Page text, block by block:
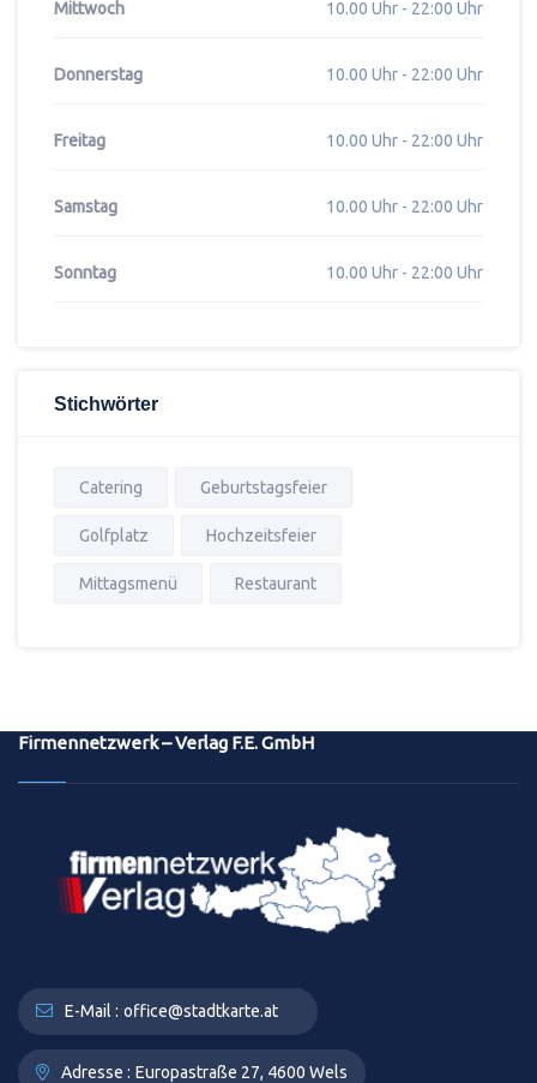
Mittwoch 10.00 Uhr - 22:00 Uhr
Donnerstag 10.00 Uhr - 22:00 Uhr
Freitag 10.00 Uhr - 22:00 Uhr
Samstag 10.00 Uhr - 22:00 Uhr
Sonntag 10.00 Uhr - 22:00 Uhr
Stichwörter
Catering Geburtstagsfeier
Golfplatz Hochzeitsfeier
Mittagsmenü Restaurant
Firmennetzwerk – Verlag F.E. GmbH
E-Mail : office@stadtkarte.at
Adresse : Europastraße 27, 4600 Wels